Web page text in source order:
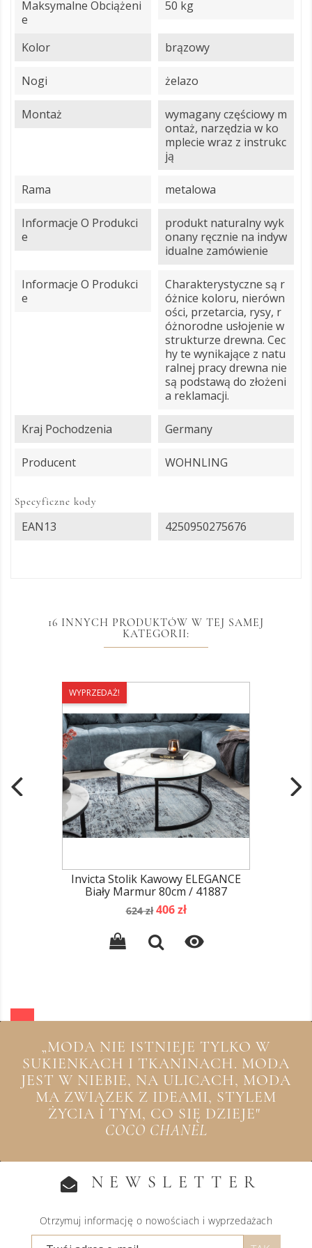
Maksymalne Obciążeni
E
50 kg
Kolor brązowy
Nogi żelazo
Montaż
wymagany częściowy m
ontaż, narzędzia w ko
mplecie wraz z instrukc
ją
Rama metalowa
Informacje O Produkci
E
produkt naturalny wyk
onany ręcznie na indyw
idualne zamówienie
Informacje O Produkci
E
Charakterystyczne są r
óżnice koloru, nierówn
ości, przetarcia, rysy, r
óżnorodne usłojenie w
strukturze drewna. Cec
hy te wynikające z natu
ralnej pracy drewna nie
są podstawą do złożeni
a reklamacji.
Kraj Pochodzenia Germany
Producent WOHNLING
Specyficzne kody
EAN13 4250950275676
16 INNYCH PRODUKTÓW W TEJ SAMEJ
KATEGORII:
WYPRZEDAŻ!
Invicta Stolik Kawowy ELEGANCE
Biały Marmur 80cm / 41887
Cena
624 zł Cena
406 zł

„MODA NIE ISTNIEJE TYLKO W
SUKIENKACH I TKANINACH. MODA
JEST W NIEBIE, NA ULICACH, MODA
MA ZWIĄZEK Z IDEAMI, STYLEM
ŻYCIA I TYM, CO SIĘ DZIEJE"
COCO CHANEL
NEWSLETTER
Otrzymuj informację o nowościach i wyprzedażach